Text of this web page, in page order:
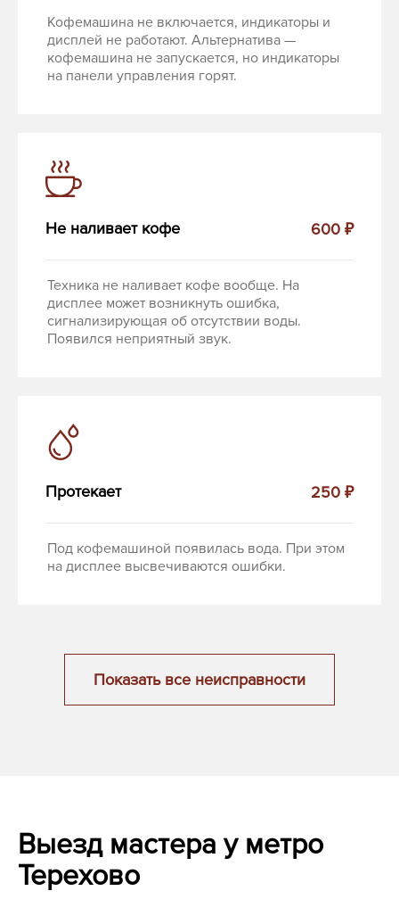
Кофемашина не включается, индикаторы и
дисплей не работают. Альтернатива —
кофемашина не запускается, но индикаторы
на панели управления горят.
Не наливает кофе 600 ₽
Техника не наливает кофе вообще. На
дисплее может возникнуть ошибка,
сигнализирующая об отсутствии воды.
Появился неприятный звук.
Протекает 250 ₽
Под кофемашиной появилась вода. При этом
на дисплее высвечиваются ошибки.
Показать все неисправности
Выезд мастера у метро
Терехово